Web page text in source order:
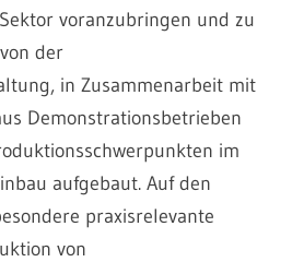
voranzubringen und zu
der
in Zusammenarbeit mit
Demonstrationsbetrieben
im
aufgebaut. Auf den
praxisrelevante
von